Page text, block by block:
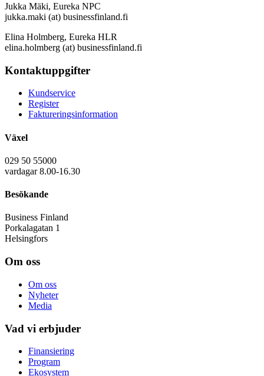
Jukka Mäki, Eureka NPC
jukka.maki (at) businessfinland.fi
Elina Holmberg, Eureka HLR
elina.holmberg (at) businessfinland.fi
Kontaktuppgifter
Kundservice
Register
Faktureringsinformation
Växel
029 50 55000
vardagar 8.00-16.30
Besökande
Business Finland
Porkalagatan 1
Helsingfors
Om oss
Om oss
Nyheter
Media
Vad vi erbjuder
Finansiering
Program
Ekosystem